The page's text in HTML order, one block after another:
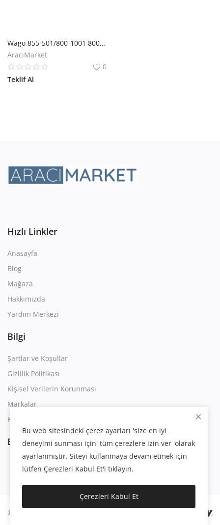
Wago 855-501/800-1001 800A-1A 10VA Akım Trafosu
AracıMarket
0
Teklif Al
Hızlı Linkler
Anasayfa
Blog
Mağaza
Hakkımızda
Yardım Merkezi
Bilgi
Şartlar ve Koşullar
Gizlilik Politikası
Kişisel Verilerin Korunması
Markalar
Kullanım Sözleşmesi
Bizi Takip Edin
© 2023 | Eygsoft
Bu web sitesindeki çerez ayarları 'size en iyi
deneyimi sunması için' tüm çerezlere izin ver 'olarak
ayarlanmıştır. Siteyi kullanmaya devam etmek için
lütfen Çerezleri Kabul Et'i tıklayın.
Çerezleri Kabul Et